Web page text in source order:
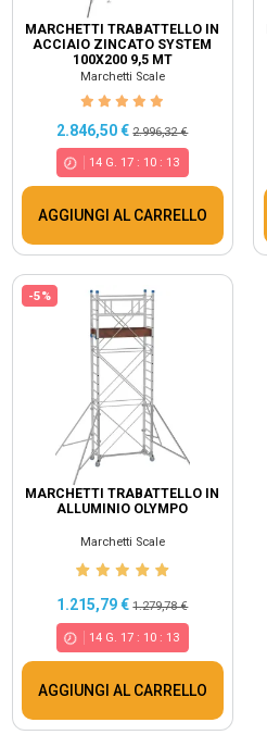
MARCHETTI TRABATTELLO IN
ACCIAIO ZINCATO SYSTEM
100X200 9,5 MT
Marchetti Scale
2.846,50 €2.996,32 €
14 G. 17 : 10 : 13
AGGIUNGI AL CARRELLO
-5%
MARCHETTI TRABATTELLO IN
ALLUMINIO OLYMPO
Marchetti Scale
1.215,79 €1.279,78 €
14 G. 17 : 10 : 13
AGGIUNGI AL CARRELLO